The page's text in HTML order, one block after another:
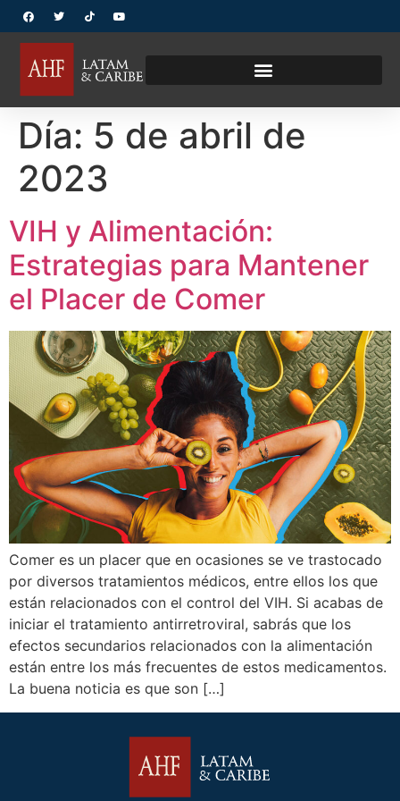
Día: 5 de abril de
2023
VIH y Alimentación:
Estrategias para Mantener
el Placer de Comer
Comer es un placer que en ocasiones se ve trastocado
por diversos tratamientos médicos, entre ellos los que
están relacionados con el control del VIH. Si acabas de
iniciar el tratamiento antirretroviral, sabrás que los
efectos secundarios relacionados con la alimentación
están entre los más frecuentes de estos medicamentos.
La buena noticia es que son […]